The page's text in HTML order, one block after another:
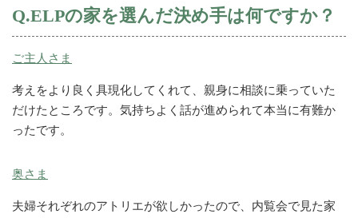
Q.ELPの家を選んだ決め手は何ですか？
ご主人さま
考えをより良く具現化してくれて、親身に相談に乗っていた
だけたところです。気持ちよく話が進められて本当に有難か
ったです。
奥さま
夫婦それぞれのアトリエが欲しかったので、内覧会で見た家